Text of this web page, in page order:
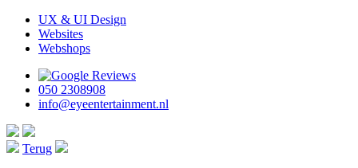
UX & UI Design
Websites
Webshops
050 2308908
info@eyeentertainment.nl
Terug